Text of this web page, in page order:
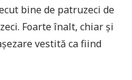
bine de patruzeci de
Foarte înalt, chiar și
vestită ca fiind